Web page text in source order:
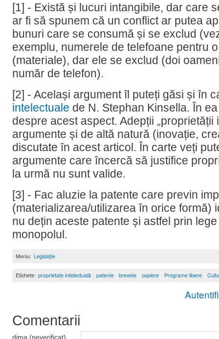
[1] - Există și lucuri intangibile, dar care
ar fi să spunem că un conflict ar putea
bunuri care se consumă și se exclud
exemplu, numerele de telefoane pentru
(materiale), dar ele se exclud (doi
număr de telefon).
[2] - Același argument îl puteți găsi și în
intelectuale de N. Stephan Kinsella. În
despre acest aspect. Adepții „proprietății
argumente și de altă natură (inovație,
discutate în acest articol. În carte veți
argumente care încercă să justifice
la urmă nu sunt valide.
[3] - Fac aluzie la patente care previn
(materializarea/utilizarea în orice formă)
nu dețin aceste patente și astfel prin
monopolul.
Meniu: Legislație
Etichete: proprietate intelectuală patente brevete copiere Programe libere
Comentarii
dima (neverificat)